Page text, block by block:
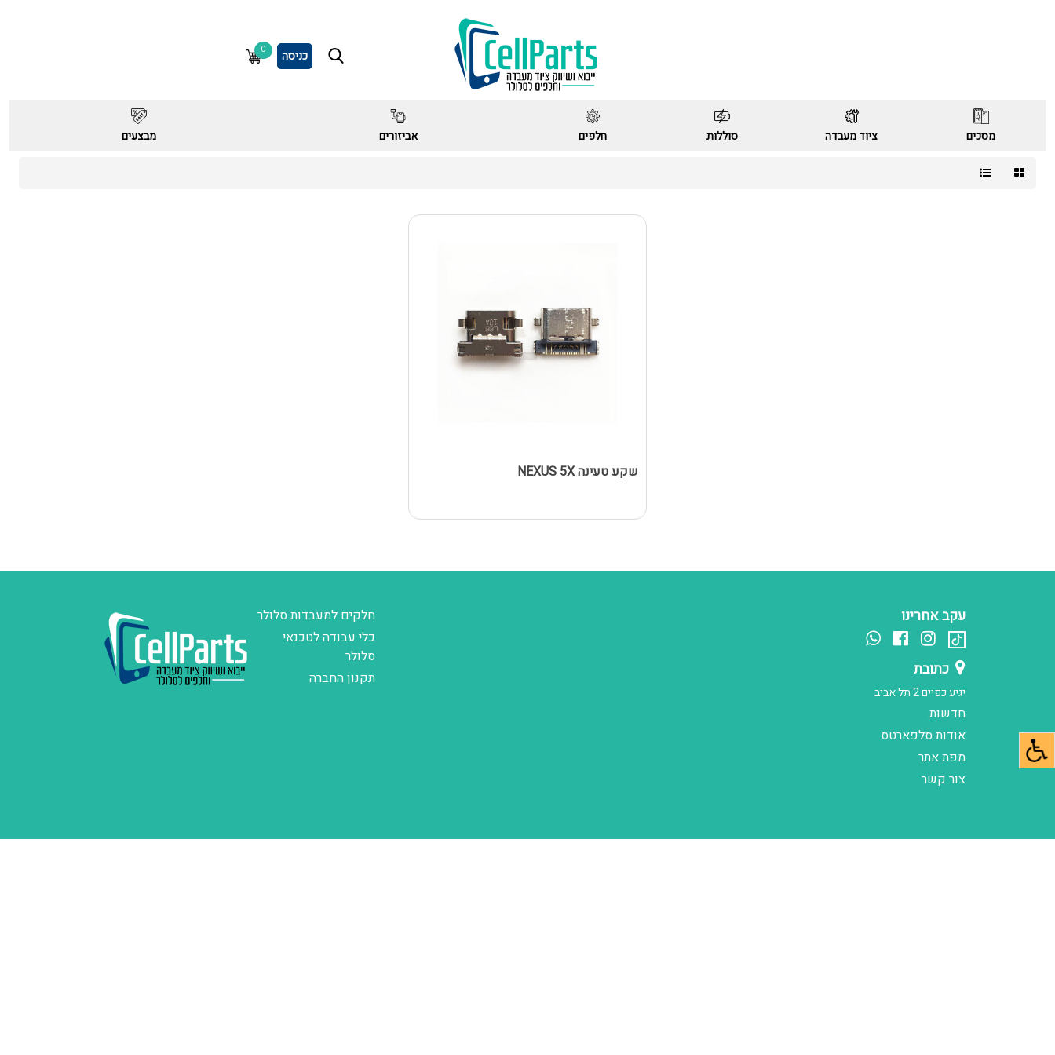
כניסה 0
מסכים ציוד מעבדה סוללות חלפים אביזורים מבצעים
שקע טעינה NEXUS 5X
עקב אחרינו
כתובת
יגיע כפיים 2 תל אביב
חדשות
אודות סלפארטס
מפת אתר
צור קשר
חלקים למעבדות סלולר
כלי עבודה לטכנאי
סלולר
תקנון החברה